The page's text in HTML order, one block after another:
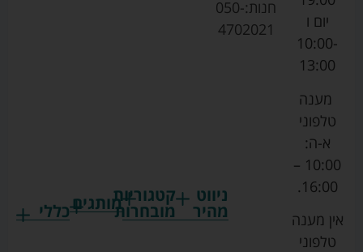
ניווט
מהיר
קטגוריות
מובחרותמותגים
גרקו
כללי
חנות:050-
4702021
יום ו
10:00-
13:00
מענה
טלפוני
א-ה:
10:00 –
16:00.
אין מענה
טלפוני